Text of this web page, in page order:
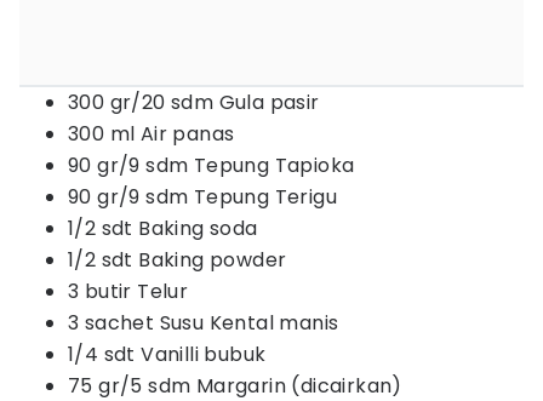
300 gr/20 sdm Gula pasir
300 ml Air panas
90 gr/9 sdm Tepung Tapioka
90 gr/9 sdm Tepung Terigu
1/2 sdt Baking soda
1/2 sdt Baking powder
3 butir Telur
3 sachet Susu Kental manis
1/4 sdt Vanilli bubuk
75 gr/5 sdm Margarin (dicairkan)